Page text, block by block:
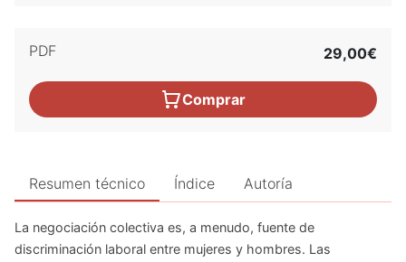
PDF 29,00€
Comprar
Resumen técnico Índice Autoría
La negociación colectiva es, a menudo, fuente de
discriminación laboral entre mujeres y hombres. Las